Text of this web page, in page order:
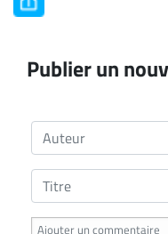
Publier un